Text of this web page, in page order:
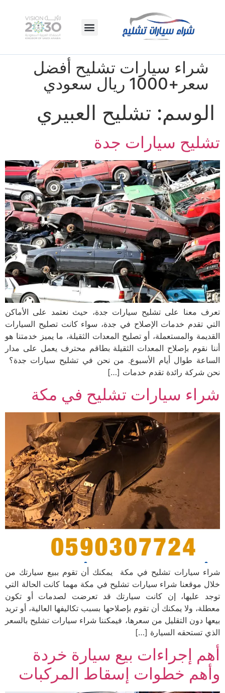
شراء سيارات تشليح أفضل
سعر+1000 ريال سعودي
الوسم: تشليح العبيري
تشليح سيارات جدة
تعرف معنا على تشليح سيارات جدة، حيث نعتمد على الأماكن
التي تقدم خدمات الإصلاح في جدة، سواء كانت تصليح السيارات
القديمة والمستعملة، أو تصليح المعدات الثقيلة، ما يميز خدمتنا هو
أننا نقوم بإصلاح المعدات الثقيلة بطاقم محترف يعمل على مدار
الساعة طوال أيام الأسبوع. من نحن في تشليح سيارات جدة؟
نحن شركة رائدة تقدم خدمات […]
شراء سيارات تشليح في مكة
شراء سيارات تشليح في مكة يمكنك أن تقوم ببيع سيارتك من
خلال موقعنا شراء سيارات تشليح في مكة مهما كانت الحالة التي
توجد عليها، إن كانت سيارتك قد تعرضت لصدمات أو تكون
معطلة، ولا يمكنك أن تقوم بإصلاحها بسبب تكاليفها العالية، أو تريد
بيعها دون التقليل من سعرها، فيمكننا شراء سيارات تشليح بالسعر
الذي تستحقه السيارة […]
أهم إجراءات بيع سيارة خردة
وأهم خطوات إسقاط المركبات